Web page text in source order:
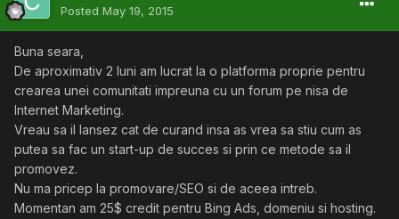
Posted May 19, 2015
Buna seara,
De aproximativ 2 luni am lucrat la o platforma proprie pentru
crearea unei comunitati impreuna cu un forum pe nisa de
Internet Marketing.
Vreau sa il lansez cat de curand insa as vrea sa stiu cum as
putea sa fac un start-up de succes si prin ce metode sa il
promovez.
Nu ma pricep la promovare/SEO si de aceea intreb.
Momentan am 25$ credit pentru Bing Ads, domeniu si hosting.